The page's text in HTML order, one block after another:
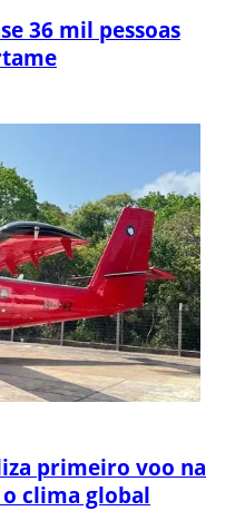
36 mil pessoas
primeiro voo na
clima global